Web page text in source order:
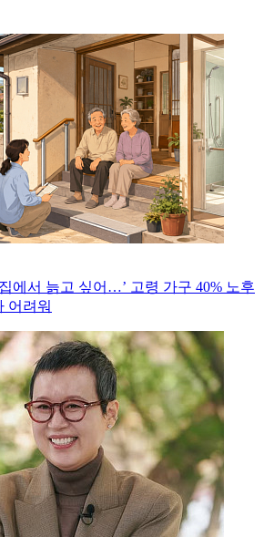
에서 늙고 싶어…’ 고령 가구 40% 노후
어려워